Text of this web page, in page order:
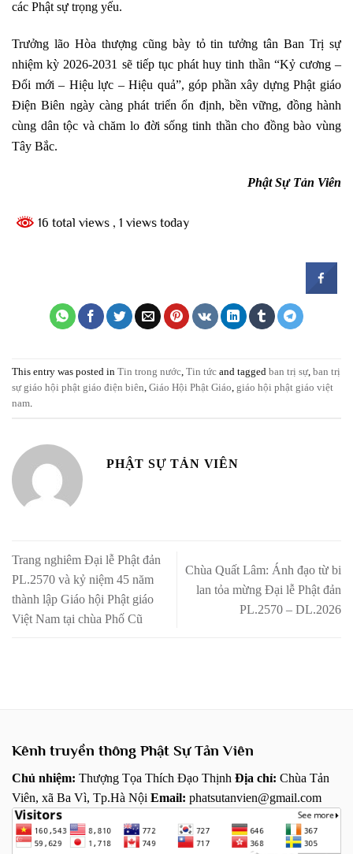
các Phật sự trọng yếu.
Trưởng lão Hòa thượng cũng bày tỏ tin tưởng tân Ban Trị sự
nhiệm kỳ 2026-2031 sẽ tiếp tục phát huy tinh thần “Kỷ cương –
Đổi mới – Hiệu lực – Hiệu quả”, góp phần xây dựng Phật giáo
Điện Biên ngày càng phát triển ổn định, bền vững, đồng hành
cùng dân tộc và chăm lo đời sống tinh thần cho đồng bào vùng
Tây Bắc.
Phật Sự Tản Viên
16 total views , 1 views today
This entry was posted in Tin trong nước, Tin tức and tagged ban trị sự, ban trị
sự giáo hội phật giáo điện biên, Giáo Hội Phật Giáo, giáo hội phật giáo việt
nam.
PHẬT SỰ TẢN VIÊN
Trang nghiêm Đại lễ Phật đản
PL.2570 và kỷ niệm 45 năm
thành lập Giáo hội Phật giáo
Việt Nam tại chùa Phố Cũ
Chùa Quất Lâm: Ánh đạo từ bi
lan tỏa mừng Đại lễ Phật đản
PL.2570 – DL.2026
Kênh truyền thông Phật Sự Tản Viên
Chủ nhiệm: Thượng Tọa Thích Đạo Thịnh Địa chỉ: Chùa Tản
Viên, xã Ba Vì, Tp.Hà Nội Email: phatsutanvien@gmail.com